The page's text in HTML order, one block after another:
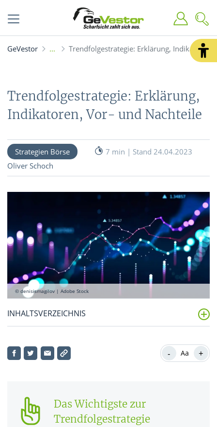
GeVestor Trendfolgestrategie: Erklärung, Indikatoren,
Trendfolgestrategie: Erklärung,
Indikatoren, Vor- und Nachteile
Strategien Börse
7 min | Stand 24.04.2023
Oliver Schoch
© denisismagilov | Adobe Stock
INHALTSVERZEICHNIS
Wie funktioniert die Trendfolgestrategie?
Wie erkenne ich einen Trend?
Was sind die wichtigsten Trend-Trading-Indikatoren?
- Aa +
Das Wichtigste zur
Trendfolgestrategie